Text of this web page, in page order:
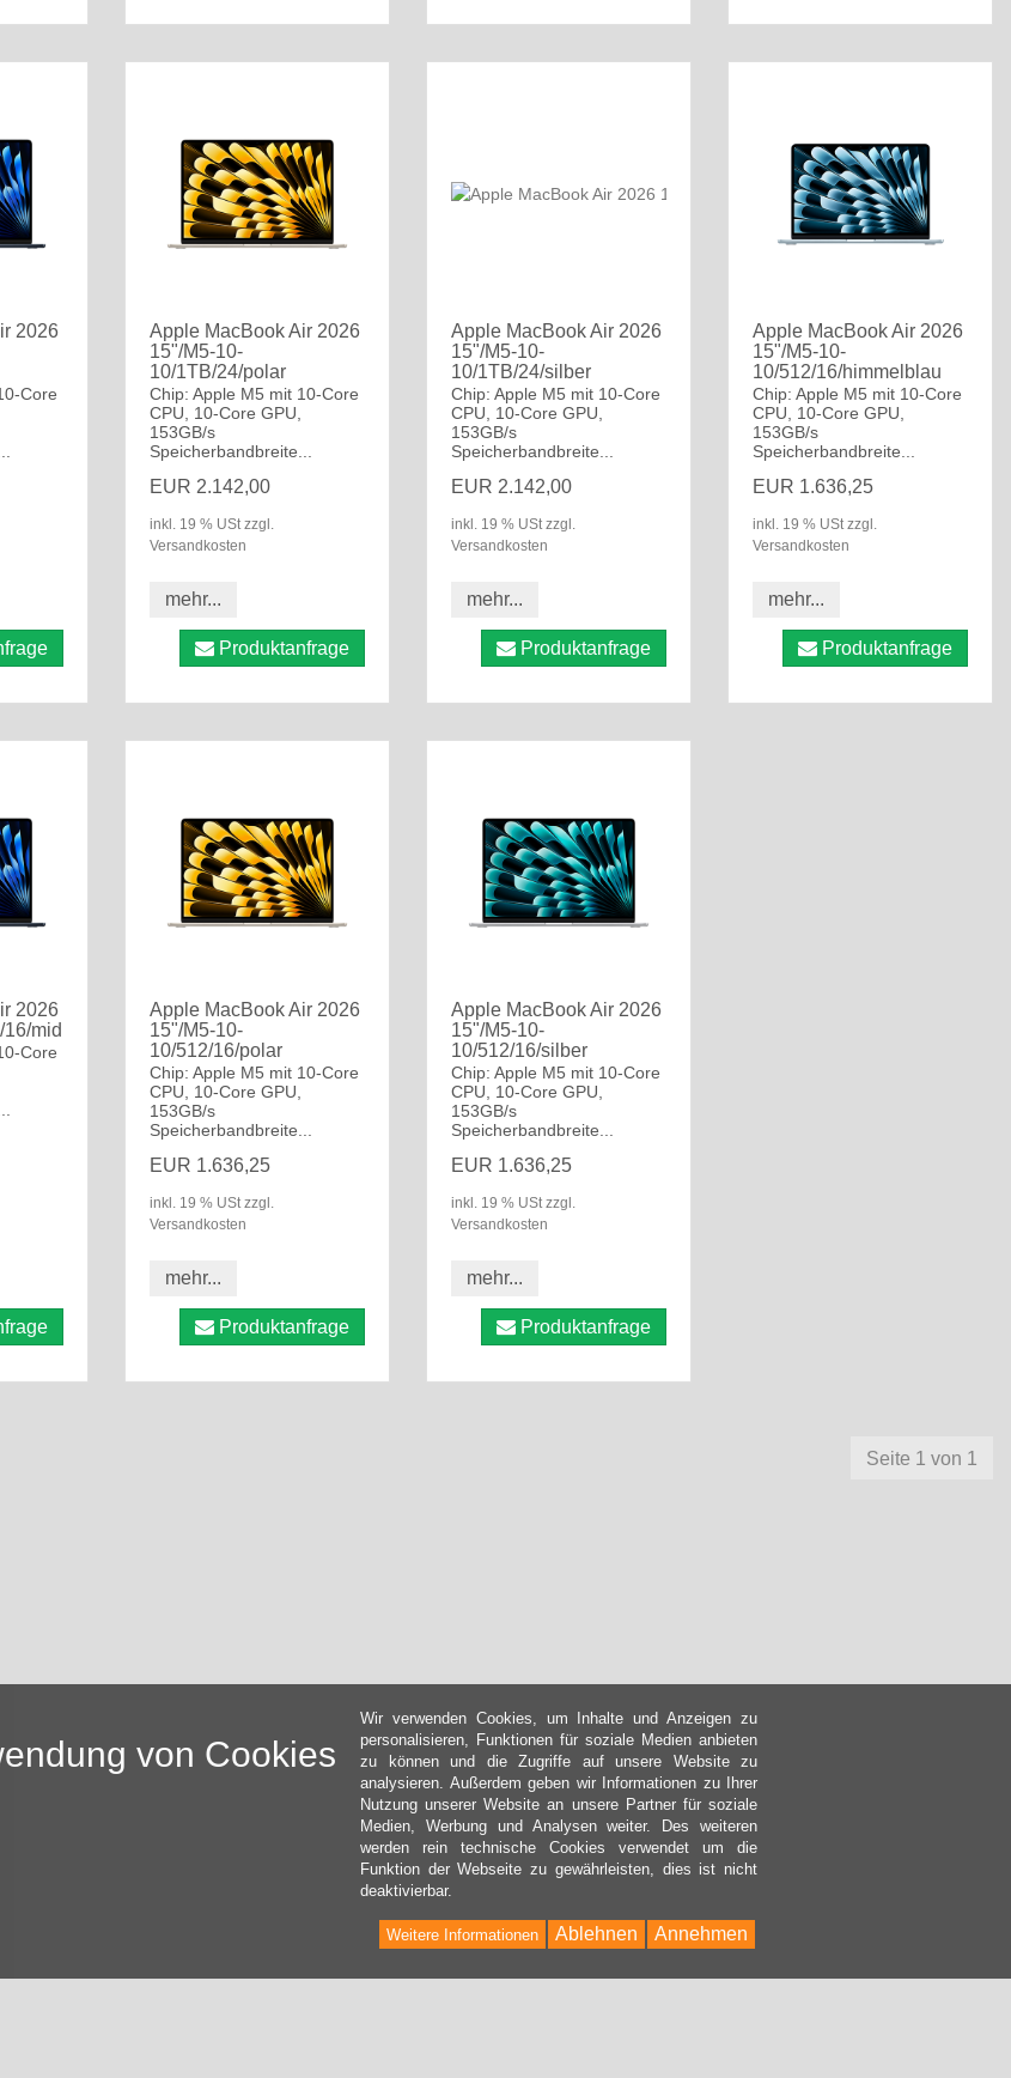
2026
Core
Apple MacBook Air 2026
15"/M5-10-
10/1TB/24/polar
Chip: Apple M5 mit 10-Core
CPU, 10-Core GPU,
153GB/s
Speicherbandbreite...
EUR 2.142,00
inkl. 19 % USt zzgl.
Versandkosten
mehr...
Produktanfrage
Apple MacBook Air 2026
15"/M5-10-
10/1TB/24/silber
Chip: Apple M5 mit 10-Core
CPU, 10-Core GPU,
153GB/s
Speicherbandbreite...
EUR 2.142,00
inkl. 19 % USt zzgl.
Versandkosten
mehr...
Produktanfrage
Apple MacBook Air 2026
15"/M5-10-
10/512/16/himmelblau
Chip: Apple M5 mit 10-Core
CPU, 10-Core GPU,
153GB/s
Speicherbandbreite...
EUR 1.636,25
inkl. 19 % USt zzgl.
Versandkosten
mehr...
Produktanfrage
2026
mid
Core
Apple MacBook Air 2026
15"/M5-10-
10/512/16/polar
Chip: Apple M5 mit 10-Core
CPU, 10-Core GPU,
153GB/s
Speicherbandbreite...
EUR 1.636,25
inkl. 19 % USt zzgl.
Versandkosten
mehr...
Produktanfrage
Apple MacBook Air 2026
15"/M5-10-
10/512/16/silber
Chip: Apple M5 mit 10-Core
CPU, 10-Core GPU,
153GB/s
Speicherbandbreite...
EUR 1.636,25
inkl. 19 % USt zzgl.
Versandkosten
mehr...
Produktanfrage
Seite 1 von 1
von Cookies
Wir verwenden Cookies, um Inhalte und Anzeigen zu
personalisieren, Funktionen für soziale Medien anbieten
zu können und die Zugriffe auf unsere Website zu
analysieren. Außerdem geben wir Informationen zu Ihrer
Nutzung unserer Website an unsere Partner für soziale
Medien, Werbung und Analysen weiter. Des weiteren
werden rein technische Cookies verwendet um die
Funktion der Webseite zu gewährleisten, dies ist nicht
deaktivierbar.
Annehmen
Ablehnen
Weitere Informationen